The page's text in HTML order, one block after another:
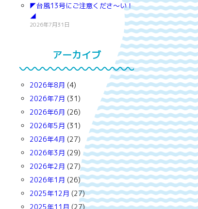
◤台風13号にご注意くださ～い！
◢
2026年7月31日
アーカイブ
2026年8月 (4)
2026年7月 (31)
2026年6月 (26)
2026年5月 (31)
2026年4月 (27)
2026年3月 (29)
2026年2月 (27)
2026年1月 (26)
2025年12月 (27)
2025年11月 (27)